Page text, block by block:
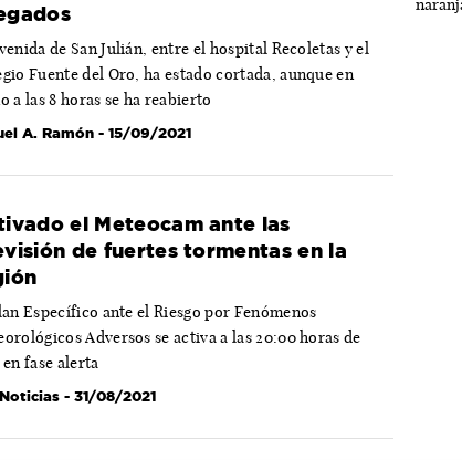
de San Julián, entre el hospital Recoletas y el
Fuente del Oro, ha estado cortada, aunque en
a las 8 horas se ha reabierto
A. Ramón - 15/09/2021
el Meteocam ante las
de fuertes tormentas en la
Específico ante el Riesgo por Fenómenos
Adversos se activa a las 20:00 horas de
fase alerta
- 31/08/2021